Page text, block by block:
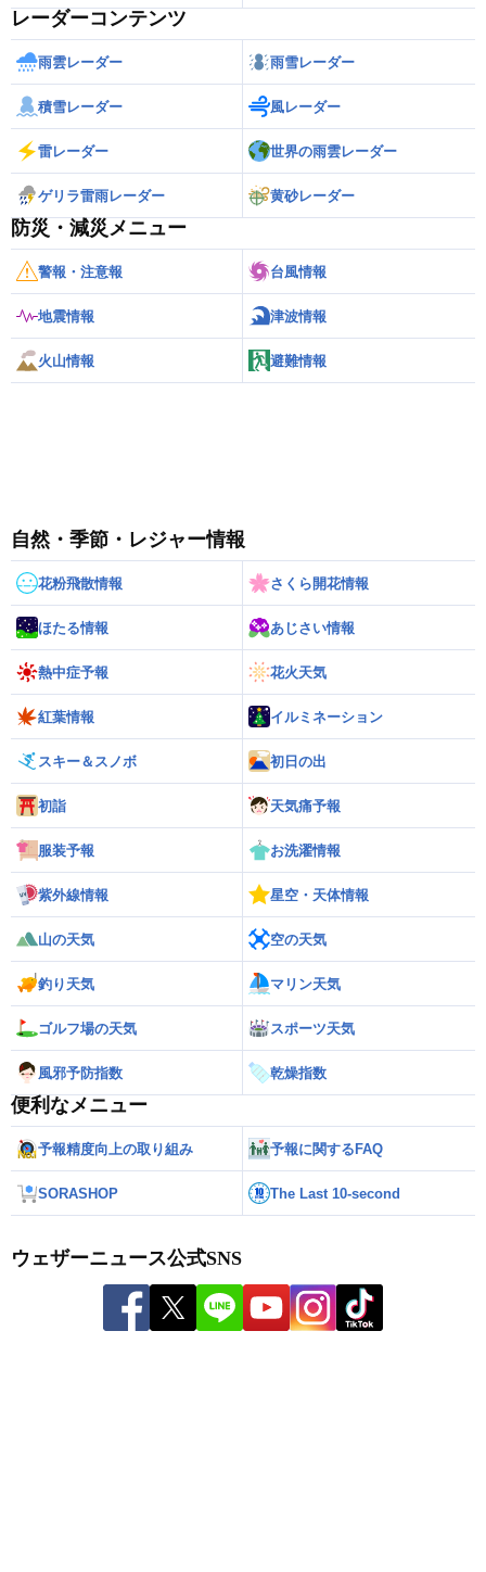
レーダーコンテンツ
雨雲レーダー 雨雪レーダー
積雪レーダー 風レーダー
雷レーダー 世界の雨雲レーダー
ゲリラ雷雨レーダー 黄砂レーダー
防災・減災メニュー
警報・注意報 台風情報
地震情報 津波情報
火山情報 避難情報
自然・季節・レジャー情報
花粉飛散情報 さくら開花情報
ほたる情報 あじさい情報
熱中症予報 花火天気
紅葉情報 イルミネーション
スキー＆スノボ 初日の出
初詣 天気痛予報
服装予報 お洗濯情報
紫外線情報 星空・天体情報
山の天気 空の天気
釣り天気 マリン天気
ゴルフ場の天気 スポーツ天気
風邪予防指数 乾燥指数
便利なメニュー
予報精度向上の取り組み 予報に関するFAQ
SORASHOP The Last 10-second
ウェザーニュース公式SNS